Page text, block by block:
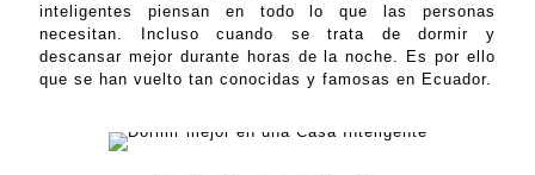
inteligentes piensan en todo lo que las personas
necesitan. Incluso cuando se trata de dormir y
descansar mejor durante horas de la noche. Es por ello
que se han vuelto tan conocidas y famosas en Ecuador.